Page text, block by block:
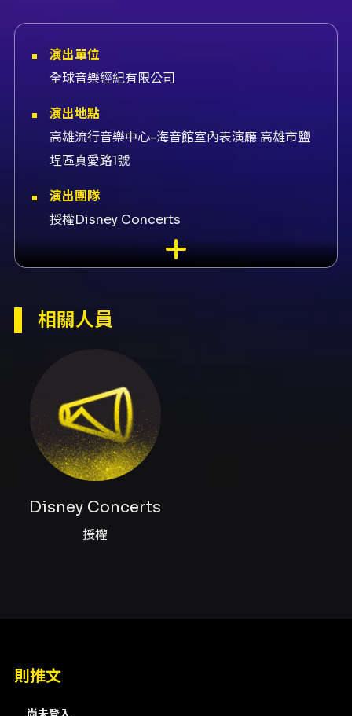
演出單位
全球音樂經紀有限公司
演出地點
高雄流行音樂中心-海音館室內表演廳 高雄市鹽
埕區真愛路1號
演出團隊
授權Disney Concerts
析影像片段與現場管弦樂及四位百老匯級歌手的
音樂會。節目將挑選並重現《魔髮奇緣》、《魔
語言：本場演出全程以英語演出（Performed
entirely in English）。 演出場次與地點： -
2026-10-25 13:00，高雄流行音樂中心 海音館
（高雄市鹽埕區真愛路1號） - 2026-10-25
16:30，高雄流行音樂中心 海音館（高雄市鹽埕
區真愛路1號） 售票資訊： - 門票正式開售：
2026-06-22 12:00（KKTIX系統） - 票價：
NT$3580、NT$3180、NT$2780、
NT$2480、NT$2180、NT$1180（視線不良
KKTIX 網站購票可選擇自行選位或電腦配位；
購票。 - 付款方式示範：信用卡（VISA／
相關人員
Disney Concerts
授權
則推文